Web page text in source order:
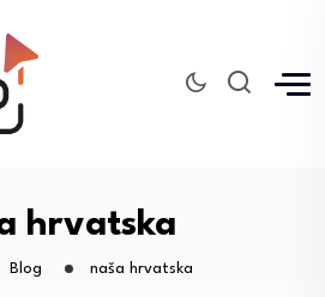
hrvatska
Blog naša hrvatska